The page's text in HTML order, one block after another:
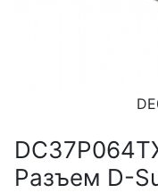
Разъем D-